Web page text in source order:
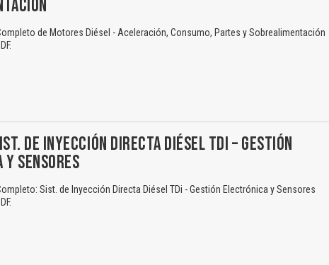
de Motores Diésel - Aceleración, Consumo, Partes y Sobrealimentación
DE INYECCIÓN DIRECTA DIÉSEL TDI – GESTIÓN
Y SENSORES
Sist. de Inyección Directa Diésel TDi - Gestión Electrónica y Sensores